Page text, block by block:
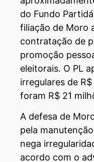
do Fundo
filiação de Moro
contratação de
promoção
eleitorais. O PL
irregulares de
foram R$ 21
A defesa de
pela
nega
acordo com o